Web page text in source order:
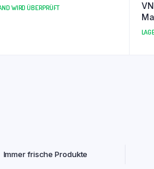
WIRD ÜBERPRÜFT
VN
Immer frische Produkte